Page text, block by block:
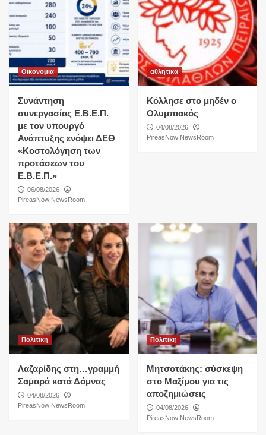
Οικονομια
Συνάντηση
συνεργασίας Ε.Β.Ε.Π.
με τον υπουργό
Ανάπτυξης ενόψει ΔΕΘ
«Κοστολόγηση των
προτάσεων του
Ε.Β.Ε.Π.»
06/08/2026
PireasNow NewsRoom
αθλητικα
Κόλλησε στο μηδέν ο
Ολυμπιακός
04/08/2026
PireasNow NewsRoom
Πολιτικη
Λαζαρίδης στη…γραμμή
Σαμαρά κατά Δόμνας
04/08/2026
PireasNow NewsRoom
Πολιτικη
Μητσοτάκης: σύσκεψη
στο Μαξίμου για τις
αποζημιώσεις
04/08/2026
PireasNow NewsRoom